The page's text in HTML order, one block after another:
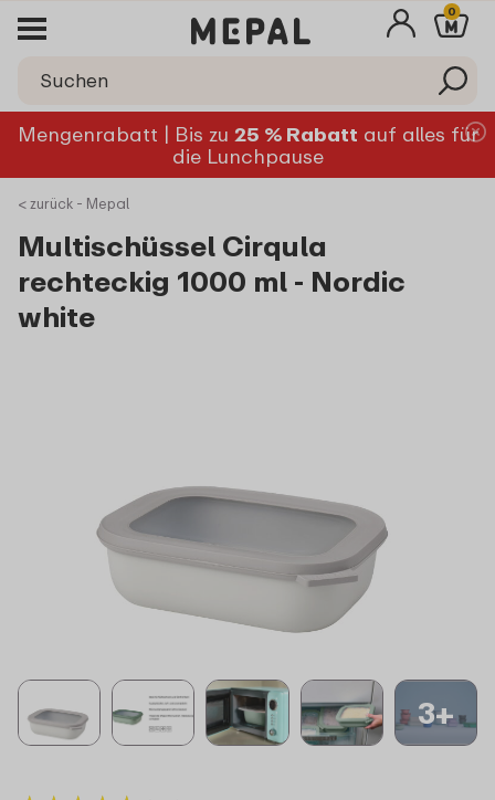
0
Mengenrabatt | Bis zu 25 % Rabatt auf alles für
die Lunchpause
< zurück - Mepal
Multischüssel Cirqula
rechteckig 1000 ml - Nordic
white
3+